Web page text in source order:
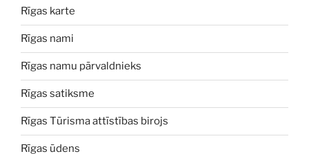
Rīgas karte
Rīgas nami
Rīgas namu pārvaldnieks
Rīgas satiksme
Rīgas Tūrisma attīstības birojs
Rīgas ūdens